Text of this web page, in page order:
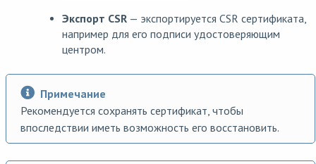
Экспорт CSR — экспортируется CSR сертификата,
например для его подписи удостоверяющим
центром.
Примечание
Рекомендуется сохранять сертификат, чтобы
впоследствии иметь возможность его восстановить.